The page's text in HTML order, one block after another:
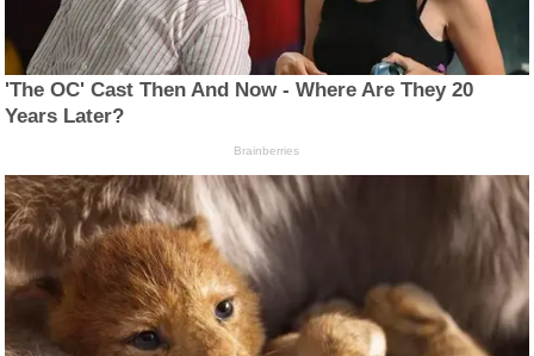
'The OC' Cast Then And Now - Where Are They 20
Years Later?
Brainberries